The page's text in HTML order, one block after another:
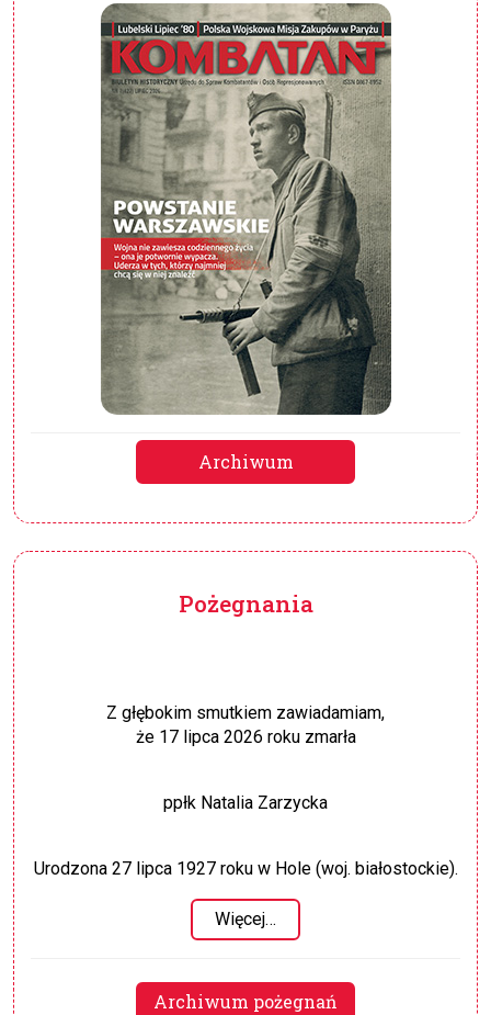
Archiwum
Pożegnania
Z głębokim smutkiem zawiadamiam,
że 17 lipca 2026 roku zmarła
ppłk Natalia Zarzycka
Urodzona 27 lipca 1927 roku w Hole (woj. białostockie).
Więcej…
Archiwum pożegnań